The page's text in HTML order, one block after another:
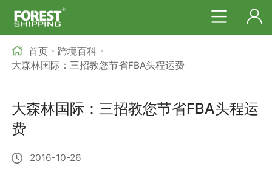
首页 > 跨境百科 >
大森林国际：三招教您节省FBA头程运费
大森林国际：三招教您节省FBA头程运
费
2016-10-26